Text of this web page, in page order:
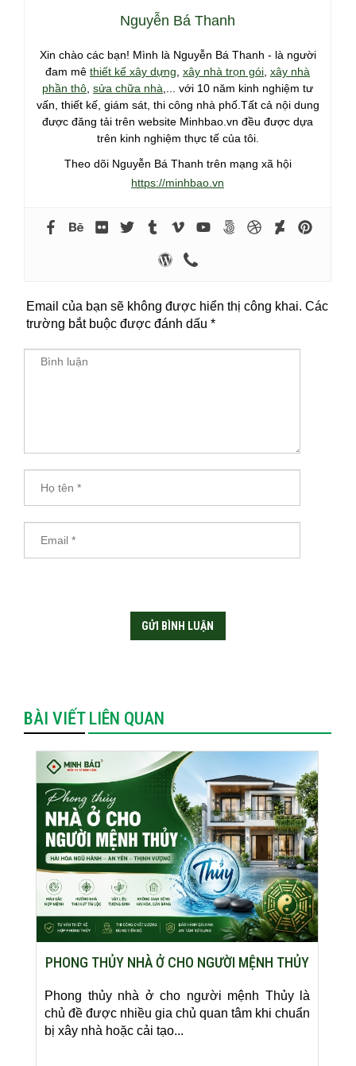
Nguyễn Bá Thanh
Xin chào các bạn! Mình là Nguyễn Bá Thanh - là người
đam mê thiết kế xây dựng, xây nhà trọn gói, xây nhà
phần thô, sửa chữa nhà,... với 10 năm kinh nghiệm tư
vấn, thiết kế, giám sát, thi công nhà phố.Tất cả nội dung
được đăng tải trên website Minhbao.vn đều được dựa
trên kinh nghiệm thực tế của tôi.
Theo dõi Nguyễn Bá Thanh trên mạng xã hội
https://minhbao.vn
Email của bạn sẽ không được hiển thị công khai. Các
trường bắt buộc được đánh dấu *
BÀI VIẾT LIÊN QUAN
PHONG THỦY NHÀ Ở CHO NGƯỜI MỆNH THỦY
Phong thủy nhà ở cho người mệnh Thủy là
chủ đề được nhiều gia chủ quan tâm khi chuẩn
bị xây nhà hoặc cải tạo...